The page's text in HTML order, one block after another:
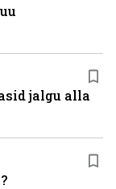
jalgu alla